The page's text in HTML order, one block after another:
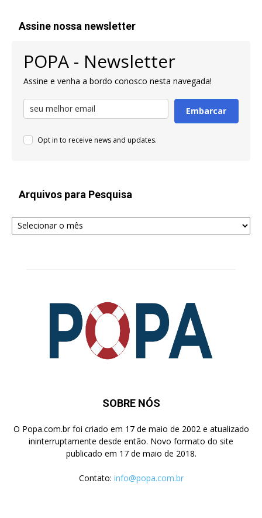
Assine nossa newsletter
POPA - Newsletter
Assine e venha a bordo conosco nesta navegada!
Embarcar
Opt in to receive news and updates.
Arquivos para Pesquisa
Arquivos
para
SOBRE NÓS
O Popa.com.br foi criado em 17 de maio de 2002 e atualizado
ininterruptamente desde então. Novo formato do site
publicado em 17 de maio de 2018.
Contato: info@popa.com.br